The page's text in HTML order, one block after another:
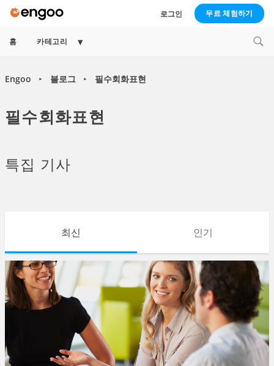
로그인 무료 체험하기
홈 카테고리
Engoo ► 블로그 ► 필수회화표현
필수회화표현
특집 기사
최신 인기